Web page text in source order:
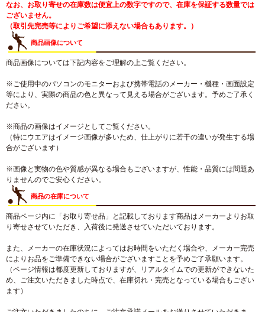
なお、お取り寄せの在庫数は便宜上の数字ですので、在庫を保証する数量では
ございません。
（取引先完売等によりご希望に添えない場合もあります。）
商品画像について
商品画像については下記内容をご理解の上ご覧ください。
※ご使用中のパソコンのモニターおよび携帯電話のメーカー・機種・画面設定
等により、実際の商品の色と異なって見える場合がございます。予めご了承く
ださい。
※商品の画像はイメージとしてご覧ください。
（特にウエアはイメージ画像が多いため、仕上がりに若干の違いが発生する場
合がございます）
※画像と実物の色や質感が異なる場合もございますが、性能・品質には問題あ
りませんのでご安心ください。
商品の在庫について
商品ページ内に「お取り寄せ品」と記載しております商品はメーカーよりお取
り寄せさせていただき、入荷後に発送させていただいております。
また、メーカーの在庫状況によってはお時間をいただく場合や、メーカー完売
によりお品をご準備できない場合がございますことを予めご了承願います。
（ページ情報は都度更新しておりますが、リアルタイムでの更新ができないた
め、ご注文いただきました時点で、在庫切れ・完売となっている場合もござい
ます）